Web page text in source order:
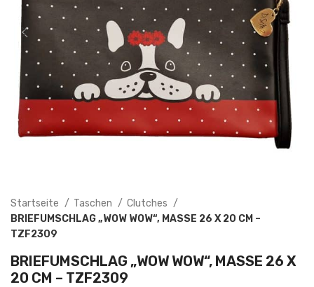
Startseite Taschen
Clutches
BRIEFUMSCHLAG „WOW WOW“, MASSE 26 X 20 CM – T
ZF2309
BRIEFUMSCHLAG „WOW WOW“, MASSE 26 X 2
0 CM – TZF2309